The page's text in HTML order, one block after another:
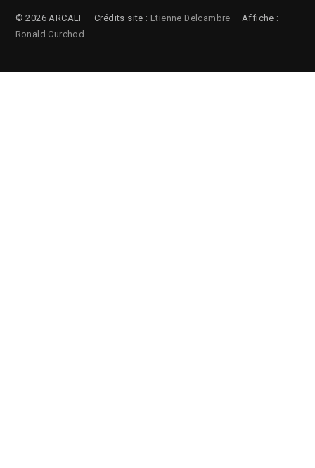
© 2026 ARCALT – Crédits site : Etienne Delcambre – Affiche :
Ronald Curchod